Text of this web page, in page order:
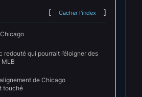
Cacher l'index
redouté qui pourrait l’éloigner des
MLB
de Chicago
touché